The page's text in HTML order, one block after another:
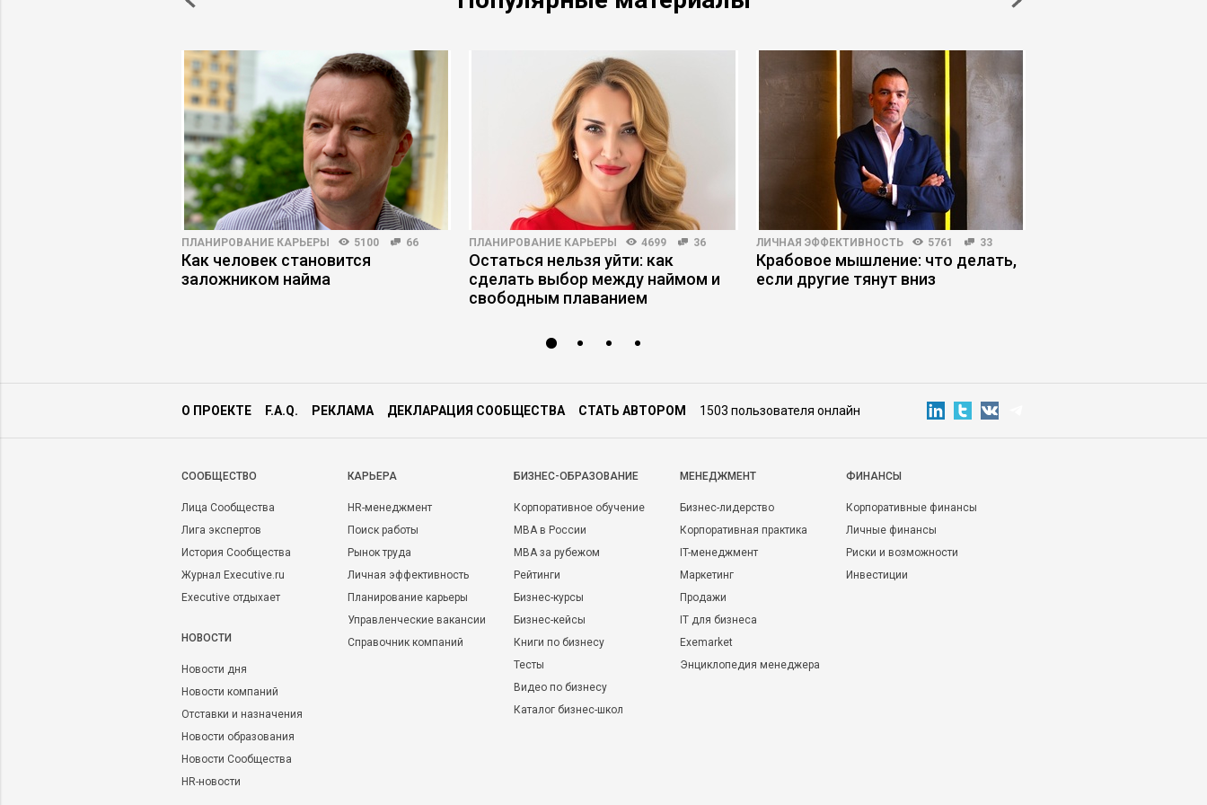
ПЛАНИРОВАНИЕ КАРЬЕРЫ 5100 66
Как человек становится
заложником найма
ПЛАНИРОВАНИЕ КАРЬЕРЫ 4699 36
Остаться нельзя уйти: как
сделать выбор между наймом и
свободным плаванием
ЛИЧНАЯ ЭФФЕКТИВНОСТЬ 5761 33
Крабовое мышление: что делать,
если другие тянут вниз
О ПРОЕКТЕ F.A.Q. РЕКЛАМА ДЕКЛАРАЦИЯ СООБЩЕСТВА СТАТЬ АВТОРОМ 1503 пользователя онлайн
CООБЩЕСТВО
Лица Сообщества
Лига экспертов
История Сообщества
Журнал Executive.ru
Executive отдыхает
НОВОСТИ
Новости дня
Новости компаний
Отставки и назначения
Новости образования
Новости Сообщества
HR-новости
КАРЬЕРА
HR-менеджмент
Поиск работы
Рынок труда
Личная эффективность
Планирование карьеры
Управленческие вакансии
Справочник компаний
БИЗНЕС-ОБРАЗОВАНИЕ
Корпоративное обучение
MBA в России
MBA за рубежом
Рейтинги
Бизнес-курсы
Бизнес-кейсы
Книги по бизнесу
Тесты
Видео по бизнесу
Каталог бизнес-школ
МЕНЕДЖМЕНТ
Бизнес-лидерство
Корпоративная практика
IT-менеджмент
Маркетинг
Продажи
IT для бизнеса
Exemarket
Энциклопедия менеджера
ФИНАНСЫ
Корпоративные финансы
Личные финансы
Риски и возможности
Инвестиции